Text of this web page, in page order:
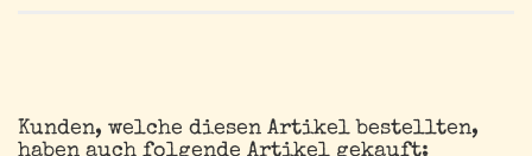
Kunden, welche diesen Artikel bestellten,
haben auch folgende Artikel gekauft: